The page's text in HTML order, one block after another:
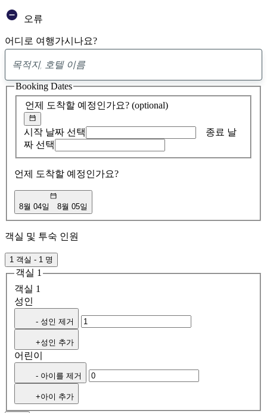
오류
어디로 여행가시나요?
제
안
발
견
언제 도착할 예정인가요? (optional)
시작 날짜 선택
종료 날
짜 선택
언제 도착할 예정인가요?
8월 04일 8월 05일
Booking Dates
객실 및 투숙 인원
1 객실 - 1 명
객실 1
객실 1
성인
- 성인 제거
+성인 추가
어린이
- 아이를 제거
+아이 추가